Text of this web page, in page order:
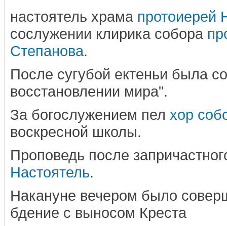
настоятель храма протоиерей
сослужении клирика собора
Степанова.
После сугубой ектеньи была
восстановлении мира".
За богослужением пел хор
воскресной школы.
Проповедь после
Настоятель.
Накануне вечером было
бдение с выносом Креста